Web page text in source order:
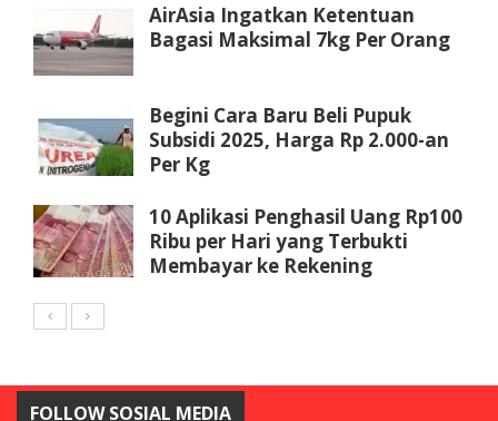
AirAsia Ingatkan Ketentuan
Bagasi Maksimal 7kg Per Orang
Begini Cara Baru Beli Pupuk
Subsidi 2025, Harga Rp 2.000-an
Per Kg
10 Aplikasi Penghasil Uang Rp100
Ribu per Hari yang Terbukti
Membayar ke Rekening
FOLLOW SOSIAL MEDIA